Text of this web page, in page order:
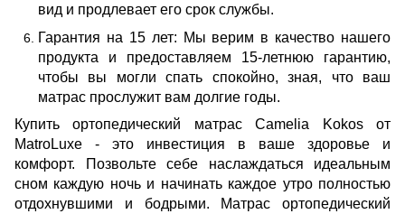
вид и продлевает его срок службы.
Гарантия на 15 лет: Мы верим в качество нашего
продукта и предоставляем 15-летнюю гарантию,
чтобы вы могли спать спокойно, зная, что ваш
матрас прослужит вам долгие годы.
Купить ортопедический матрас Camelia Kokos от
MatroLuxe - это инвестиция в ваше здоровье и
комфорт. Позвольте себе наслаждаться идеальным
сном каждую ночь и начинать каждое утро полностью
отдохнувшими и бодрыми. Матрас ортопедический